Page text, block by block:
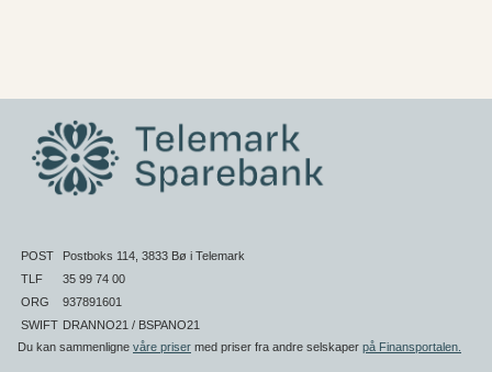
POST
Postboks 114, 3833 Bø i Telemark
TLF
35 99 74 00
ORG
937891601
SWIFT DRANNO21 / BSPANO21
Du kan sammenligne våre priser med priser fra andre selskaper på Finansportalen